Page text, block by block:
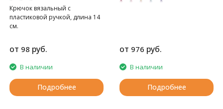
Крючок вязальный с
пластиковой ручкой, длина 14
см.
от 98 руб.
В наличии
Подробнее
от 976 руб.
В наличии
Подробнее